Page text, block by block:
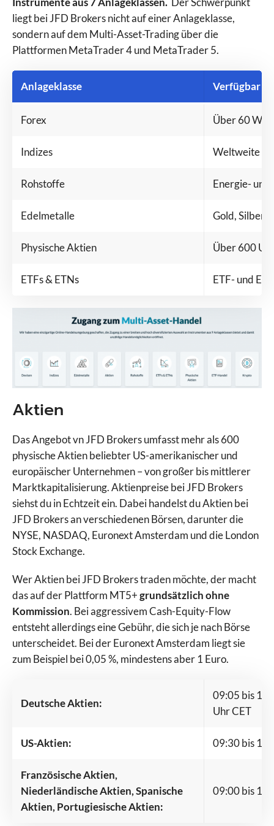
liegt bei JFD Brokers nicht auf einer Anlageklasse,
sondern auf dem Multi-Asset-Trading über die
Plattformen MetaTrader 4 und MetaTrader 5.
Anlageklasse Verfügbar
Forex Über 60
Indizes Weltweite
Rohstoffe Energie-
Edelmetalle Gold, Silber
Physische Aktien Über 600
ETFs & ETNs ETF- und
Aktien
Das Angebot vn JFD Brokers umfasst mehr als 600
physische Aktien beliebter US-amerikanischer und
europäischer Unternehmen – von großer bis mittlerer
Marktkapitalisierung. Aktienpreise bei JFD Brokers
siehst du in Echtzeit ein. Dabei handelst du Aktien bei
JFD Brokers an verschiedenen Börsen, darunter die
NYSE, NASDAQ, Euronext Amsterdam und die London
Stock Exchange.
Wer Aktien bei JFD Brokers traden möchte, der macht
das auf der Plattform MT5+grundsätzlich ohne
Kommission. Bei aggressivem Cash-Equity-Flow
entsteht allerdings eine Gebühr, die sich je nach Börse
unterscheidet. Bei der Euronext Amsterdam liegt sie
zum Beispiel bei 0,05 %, mindestens aber 1 Euro.
Deutsche Aktien:
09:05 bis 13
Uhr CET
US-Aktien: 09:30 bis 16
Französische Aktien,
Niederländische Aktien, Spanische
Aktien, Portugiesische Aktien:
09:00 bis